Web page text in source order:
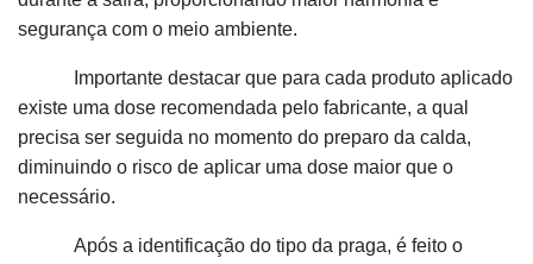
segurança com o meio ambiente.
Importante destacar que para cada produto aplicado
existe uma dose recomendada pelo fabricante, a qual
precisa ser seguida no momento do preparo da calda,
diminuindo o risco de aplicar uma dose maior que o
necessário.
Após a identificação do tipo da praga, é feito o